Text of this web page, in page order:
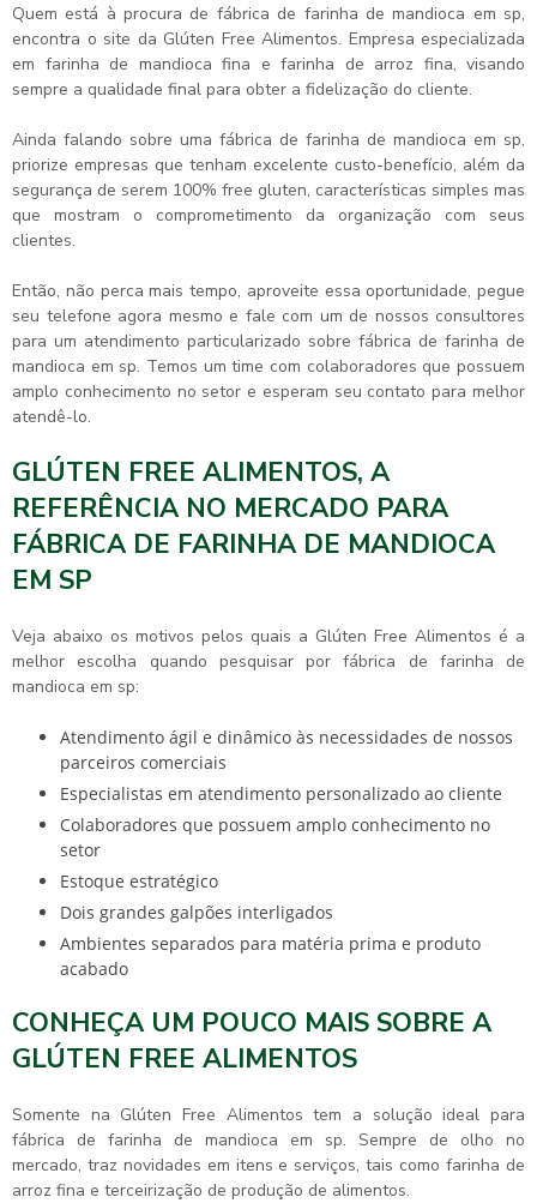
Quem está à procura de fábrica de farinha de mandioca em sp,
encontra o site da Glúten Free Alimentos. Empresa especializada
em farinha de mandioca fina e farinha de arroz fina, visando
sempre a qualidade final para obter a fidelização do cliente.
Ainda falando sobre uma fábrica de farinha de mandioca em sp,
priorize empresas que tenham excelente custo-benefício, além da
segurança de serem 100% free gluten, características simples mas
que mostram o comprometimento da organização com seus
clientes.
Então, não perca mais tempo, aproveite essa oportunidade, pegue
seu telefone agora mesmo e fale com um de nossos consultores
para um atendimento particularizado sobre fábrica de farinha de
mandioca em sp. Temos um time com colaboradores que possuem
amplo conhecimento no setor e esperam seu contato para melhor
atendê-lo.
GLÚTEN FREE ALIMENTOS, A
REFERÊNCIA NO MERCADO PARA
FÁBRICA DE FARINHA DE MANDIOCA
EM SP
Veja abaixo os motivos pelos quais a Glúten Free Alimentos é a
melhor escolha quando pesquisar porfábrica de farinha de
mandioca em sp:
atendimento ágil e dinâmico às necessidades de nossos
parceiros comerciais
especialistas em atendimento personalizado ao cliente
colaboradores que possuem amplo conhecimento no
setor
estoque estratégico
dois grandes galpões interligados
ambientes separados para matéria prima e produto
acabado
CONHEÇA UM POUCO MAIS SOBRE A
GLÚTEN FREE ALIMENTOS
Somente na Glúten Free Alimentos tem a solução ideal para
fábrica de farinha de mandioca em sp. Sempre de olho no
mercado, traz novidades em itens e serviços, tais como farinha de
arroz fina e terceirização de produção de alimentos.